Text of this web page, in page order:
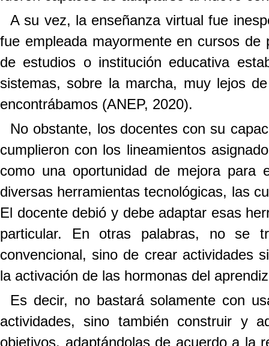
A su vez, la enseñanza virtual fue
fue empleada mayormente en cursos
de estudios o institución educativa
sistemas, sobre la marcha, muy lejos
encontrábamos (ANEP, 2020).
No obstante, los docentes con su
cumplieron con los lineamientos
como una oportunidad de mejora
diversas herramientas tecnológicas, las
El docente debió y debe adaptar esas
particular. En otras palabras, no se
convencional, sino de crear actividades
la activación de las hormonas del
Es decir, no bastará solamente con
actividades, sino también construir y
objetivos, adaptándolas de acuerdo a la